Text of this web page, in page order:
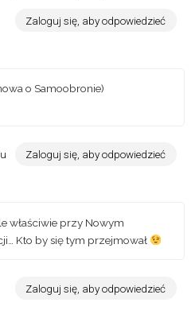
Zaloguj się, aby odpowiedzieć
o Samoobronie)
Zaloguj się, aby odpowiedzieć
właściwie przy Nowym
Kto by się tym przejmował
Zaloguj się, aby odpowiedzieć